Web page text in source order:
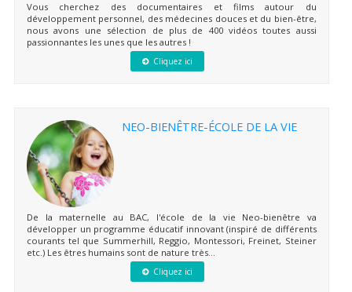
Vous cherchez des documentaires et films autour du
développement personnel, des médecines douces et du bien-être,
nous avons une sélection de plus de 400 vidéos toutes aussi
passionnantes les unes que les autres !
Cliquez ici
NEO-BIENÊTRE-ÉCOLE DE LA VIE
De la maternelle au BAC, l'école de la vie Neo-bienêtre va
développer un programme éducatif innovant (inspiré de différents
courants tel que Summerhill, Reggio, Montessori, Freinet, Steiner
etc.) Les êtres humains sont de nature très...
Cliquez ici